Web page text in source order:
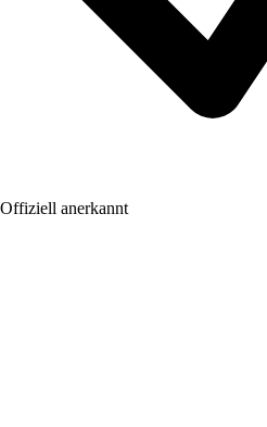
Offiziell anerkannt